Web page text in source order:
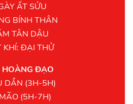
ẤT SỬU
BÍNH THÂN
TÂN DẬU
KHÍ: ĐẠI THỬ
HOÀNG ĐẠO
DẦN (3H-5H)
(5H-7H)